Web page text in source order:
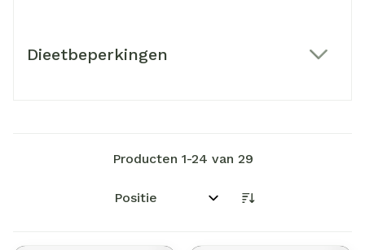
Dieetbeperkingen
Producten 1-24 van 29
Sorteer op: